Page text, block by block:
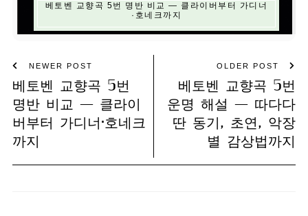
베토벤 교향곡 5번 명반 비교 — 클라이버부터 가디너
·호네크까지
NEWER POST
베토벤 교향곡 5번
명반 비교 — 클라이
버부터 가디너·호네크
까지
OLDER POST
베토벤 교향곡 5번
운명 해설 — 따다다
딴 동기, 초연, 악장
별 감상법까지